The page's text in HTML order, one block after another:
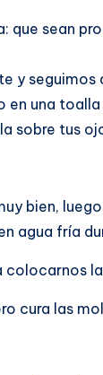
que sean
y
una
sobre tus
bien,
agua fría
cura las